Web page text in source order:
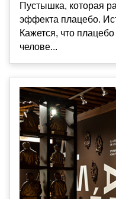
Пустышка, которая
эффекта плацебо.
Кажется, что
челове...